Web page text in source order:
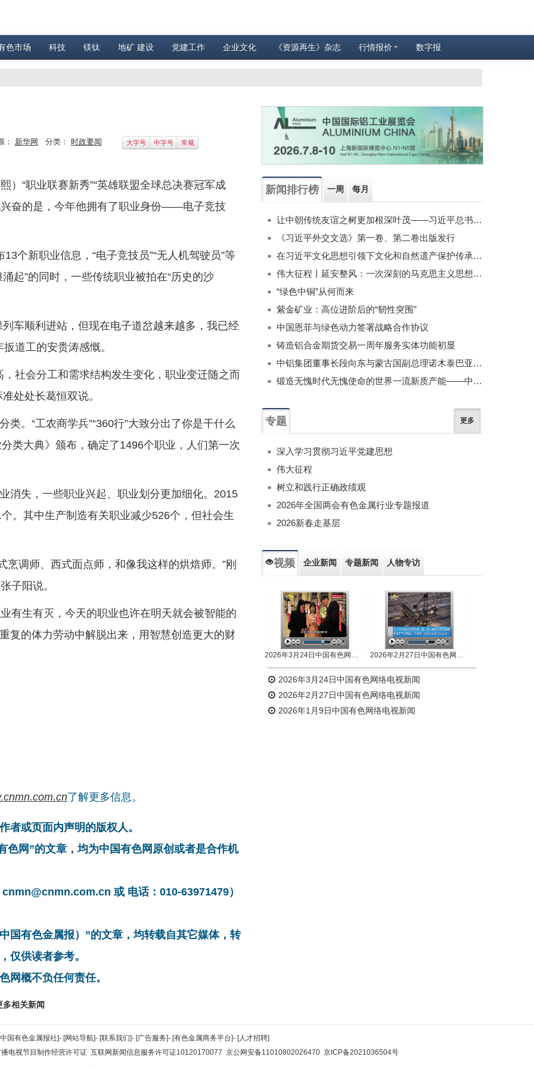
色市场 科技 镁钛 地矿 建设 党建工作 企业文化 《资源再生》杂志 行情报价 数字报
： 新华网 分类： 时政要闻 大字号 中字号 常规
）“职业联赛新秀”“英雄联盟全球总决赛冠军成
奋的是，今年他拥有了职业身份——电子竞技
个新职业信息，“电子竞技员”“无人机驾驶员”等
起”的同时，一些传统职业被拍在“历史的沙
车顺利进站，但现在电子道岔越来越多，我已经
道工的安贵涛感慨。
社会分工和需求结构发生变化，职业变迁随之而
处处长葛恒双说。
。“工农商学兵”“360行”大致分出了你是干什么
类大典》颁布，确定了1496个职业，人们第一次
消失，一些职业兴起、职业划分更加细化。2015
。其中生产制造有关职业减少526个，但社会生
烹调师、西式面点师，和像我这样的烘焙师。”刚
子阳说。
有生有灭，今天的职业也许在明天就会被智能的
复的体力劳动中解脱出来，用智慧创造更大的财
了解更多信息。
者或页面内声明的版权人。
色网”的文章，均为中国有色网原创或者是合作机
或 电话：010-63971479）
国有色金属报）”的文章，均转载自其它媒体，转
仅供读者参考。
网概不负任何责任。
多相关新闻
新闻排行榜 一周 每月
让中朝传统友谊之树更加根深叶茂——习近平总书记对朝鲜进行国事访问纪实
《习近平外交文选》第一卷、第二卷出版发行
在习近平文化思想引领下文化和自然遗产保护传承利用工作开创新局面
伟大征程丨延安整风：一次深刻的马克思主义思想教育运动
“绿色中铜”从何而来
紫金矿业：高位进阶后的“韧性突围”
中国恩菲与绿色动力签署战略合作协议
铸造铝合金期货交易一周年服务实体功能初显
中铝集团董事长段向东与蒙古国副总理诺木泰巴亚尔举行会谈
锻造无愧时代无愧使命的世界一流新质产能——中国有色金属工业的战略应对与破局之道（二）
专题 更多
深入学习贯彻习近平党建思想
伟大征程
树立和践行正确政绩观
2026年全国两会有色金属行业专题报道
2026新春走基层
视频 企业新闻 专题新闻 人物专访
2026年3月24日中国有色网络电视新闻 2026年2月27日中国有色网络电视新闻
2026年3月24日中国有色网络电视新闻
2026年2月27日中国有色网络电视新闻
2026年1月9日中国有色网络电视新闻
国有色金属报社]- [网站导航]- [联系我们]- [广告服务]- [有色金属商务平台]- [人才招聘]
播电视节目制作经营许可证 互联网新闻信息服务许可证10120170077 京公网安备11010802026470 京ICP备2021036504号